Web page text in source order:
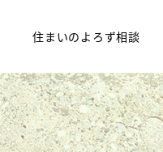
住まいのよろず相談